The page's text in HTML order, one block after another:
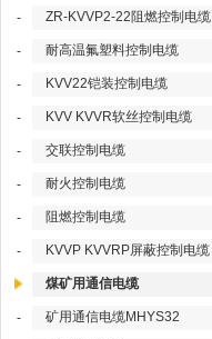
- ZR-KVVP2-22阻燃控制电缆
- 耐高温氟塑料控制电缆
- KVV22铠装控制电缆
- KVV KVVR软丝控制电缆
- 交联控制电缆
- 耐火控制电缆
- 阻燃控制电缆
- KVVP KVVRP屏蔽控制电缆
煤矿用通信电缆
- 矿用通信电缆MHYS32